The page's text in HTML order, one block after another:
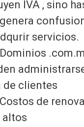
IVA , sino
servicios.
de clientes
de
altos